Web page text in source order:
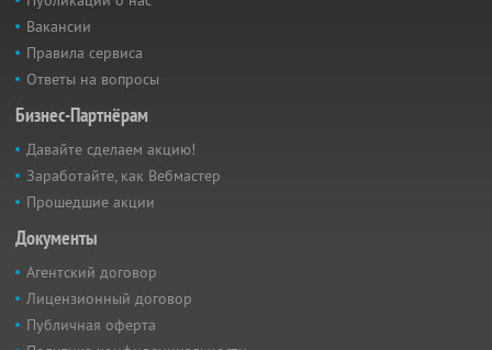
Вакансии
Правила сервиса
Ответы на вопросы
Бизнес-Партнёрам
Давайте сделаем акцию!
Заработайте, как Вебмастер
Прошедшие акции
Документы
Агентский договор
Лицензионный договор
Публичная оферта